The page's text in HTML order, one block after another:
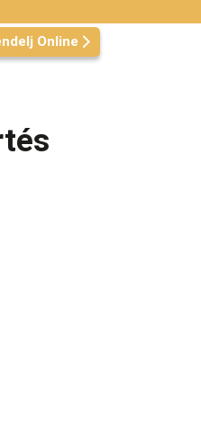
Online